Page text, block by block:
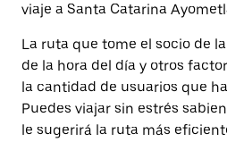
viaje a Santa Catarina
La ruta que tome el socio de
de la hora del día y otros
la cantidad de usuarios que
Puedes viajar sin estrés
le sugerirá la ruta más